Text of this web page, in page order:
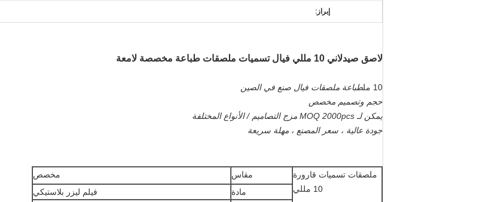
إبراز:
لاصق صيدلاني 10 مللي فيال تسميات ملصقات طباعة مخصصة لامعة
10 مل
طباعة ملصقات فيال صنع في الصين
حجم وتصميم مخصص
يمكن لـ MOQ 2000pcs مزج التصاميم / الأنواع المختلفة
جودة عالية ، سعر المصنع ، مهلة سريعة
ملصقات تسميات قارورة
10 مللي
مقاس
مخصص
مادة
فيلم ليزر بلاستيكي